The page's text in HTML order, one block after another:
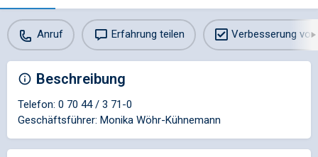
Anruf Erfahrung teilen Verbesserung
Beschreibung
Telefon: 0 70 44 / 3 71-0
Geschäftsführer: Monika Wöhr-Kühnemann